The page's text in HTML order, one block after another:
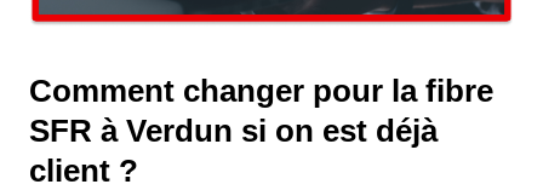
Comment changer pour la fibre
SFR à Verdun si on est déjà
client ?